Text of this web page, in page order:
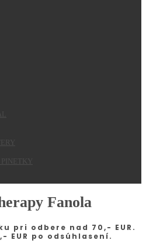
Fanola
pri odbere nad 70,- EUR.
EUR po odsúhlasení.